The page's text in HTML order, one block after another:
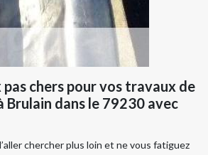
chers pour vos travaux de
Brulain dans le 79230 avec
chercher plus loin et ne vous fatiguez